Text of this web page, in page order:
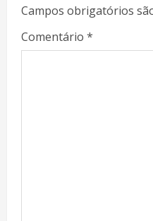
Campos obrigatórios
Comentário *